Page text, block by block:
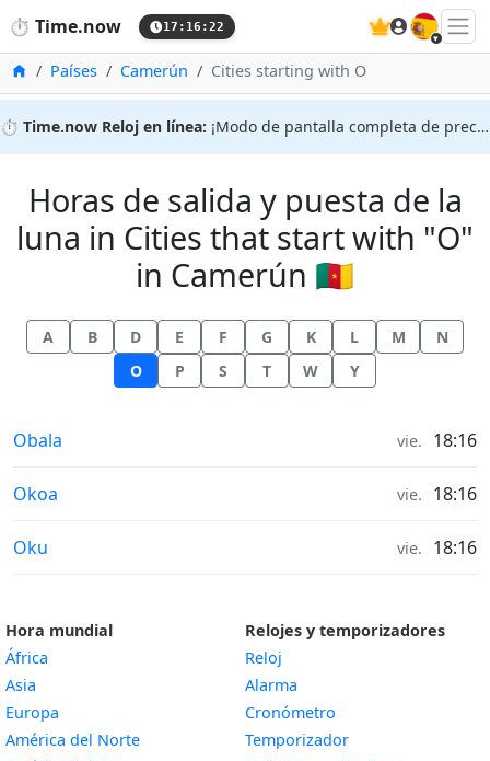
⏱️ Time.now 17:16:22 🇪🇸
InicioPaíses Camerún Cities starting with O
⏱️ Time.now Reloj en línea: ¡Modo de pantalla completa de precisión!
Horas de salida y puesta de la
luna in Cities that start with "O"
in Camerún 🇨🇲
A B D E F G K L M
N
O
P S T W Y
Horas de salida y puesta de la luna in
Obala vie. 18:16
Horas de salida y puesta de la luna in
Okoa vie. 18:16
Horas de salida y puesta de la luna in
Oku vie. 18:16
Hora mundial
África
Asia
Europa
América del Norte
Relojes y temporizadores
Reloj
Alarma
Cronómetro
Temporizador